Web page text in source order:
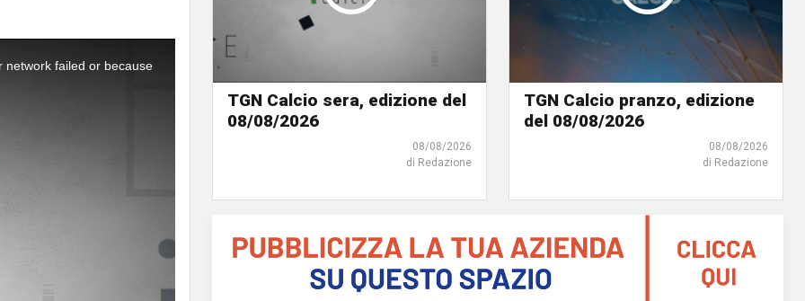
failed or because
TGN Calcio sera, edizione del
08/08/2026
08/08/2026
di Redazione
TGN Calcio pranzo, edizione
del 08/08/2026
08/08/2026
di Redazione